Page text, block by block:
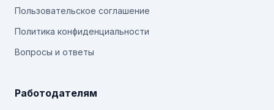
Пользовательское соглашение
Политика конфиденциальности
Вопросы и ответы
Работодателям